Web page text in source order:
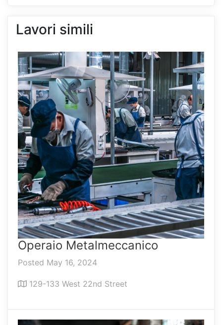
Lavori simili
Operaio Metalmeccanico
Posted May 16, 2024
129-133 West 22nd Street